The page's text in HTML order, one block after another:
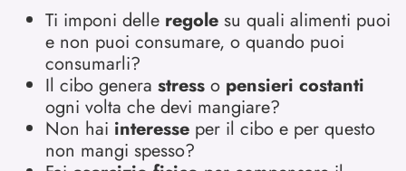
Ti imponi delle regole su quali alimenti puoi
e non puoi consumare, o quando puoi
consumarli?
Il cibo genera stress o pensieri costanti
ogni volta che devi mangiare?
Non hai interesse per il cibo e per questo
non mangi spesso?